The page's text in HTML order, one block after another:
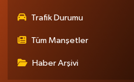
Trafik Durumu
Tüm Manşetler
Haber Arşivi